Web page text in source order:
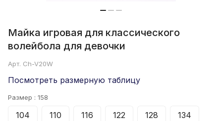
Майка игровая для классического
волейбола для девочки
Арт. Ch-V20W
Посмотреть размерную таблицу
Размер : 158
104 110 116 122 128 134